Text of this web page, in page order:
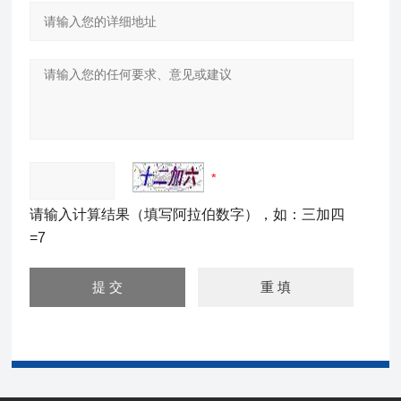
请输入计算结果（填写阿拉伯数字），如：三加四
=7